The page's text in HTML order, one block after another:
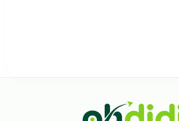
"Tại Ohdidi, chúng tôi không chỉ cung cấp